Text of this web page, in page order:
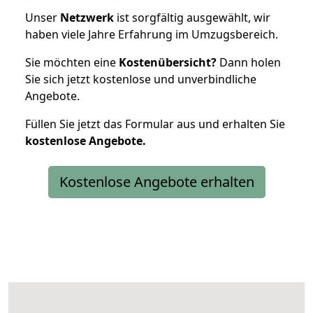
Unser Netzwerk ist sorgfältig ausgewählt, wir
haben viele Jahre Erfahrung im Umzugsbereich.
Sie möchten eine Kostenübersicht? Dann holen
Sie sich jetzt kostenlose und unverbindliche
Angebote.
Füllen Sie jetzt das Formular aus und erhalten Sie
kostenloseAngebote.
Kostenlose Angebote erhalten